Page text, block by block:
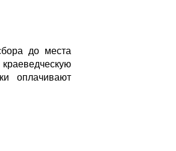
до места
оплачивают